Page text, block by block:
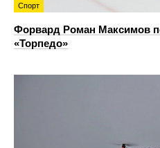
Спорт
Форвард Роман Максимов
«Торпедо»